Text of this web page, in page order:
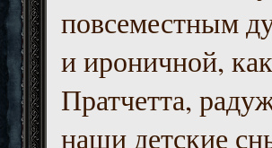
повсеместным
и ироничной,
Пратчетта,
наши детские